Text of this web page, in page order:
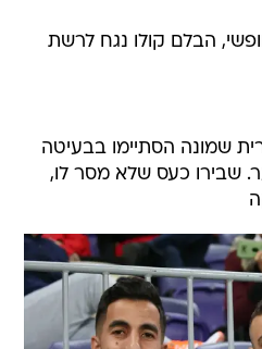
הבלם קולו נגח לרשת
שמונה הסתיימו בבעיטה
שבירו כעס שלא מסר לו,